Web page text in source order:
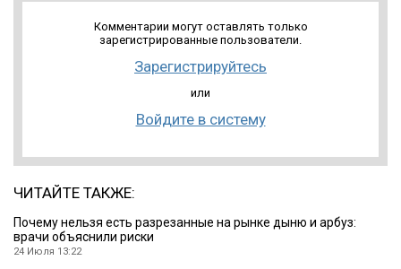
Комментарии могут оставлять только
зарегистрированные пользователи.
Зарегистрируйтесь
или
Войдите в систему
ЧИТАЙТЕ ТАКЖЕ:
Почему нельзя есть разрезанные на рынке дыню и арбуз:
врачи объяснили риски
24 Июля 13:22